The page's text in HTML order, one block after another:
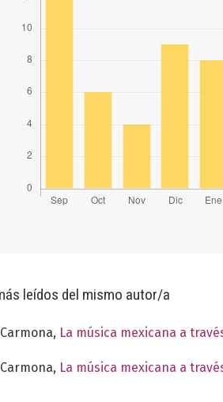
leídos del mismo autor/a
La música mexicana a
La música mexicana a